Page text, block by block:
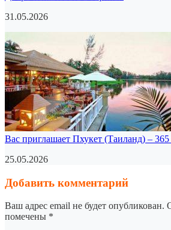
31.05.2026
Вас приглашает Пхукет (Таиланд) –
25.05.2026
Добавить комментарий
Ваш адрес email не будет опубликован.
помечены *